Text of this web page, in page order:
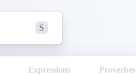
S
Expressions Proverbes